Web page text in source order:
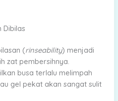
Dibilas
(rinseability) menjadi
zat pembersihnya.
busa terlalu melimpah
gel pekat akan sangat sulit